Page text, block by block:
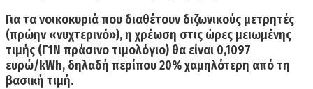
Για τα νοικοκυριά που διαθέτουν διζωνικούς μετρητές
(πρώην «νυχτερινό»), η χρέωση στις ώρες μειωμένης
τιμής (Γ1Ν πράσινο τιμολόγιο) θα είναι 0,1097
ευρώ/kWh, δηλαδή περίπου 20% χαμηλότερη από τη
βασική τιμή.